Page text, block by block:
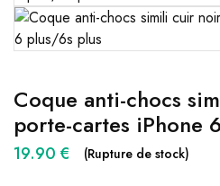
Coque anti-chocs
porte-cartes iPhone
19.90 € (Rupture de stock)